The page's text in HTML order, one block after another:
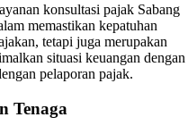
konsultasi pajak Sabang
memastikan kepatuhan
tetapi juga merupakan
situasi keuangan dengan
pelaporan pajak.
Tenaga